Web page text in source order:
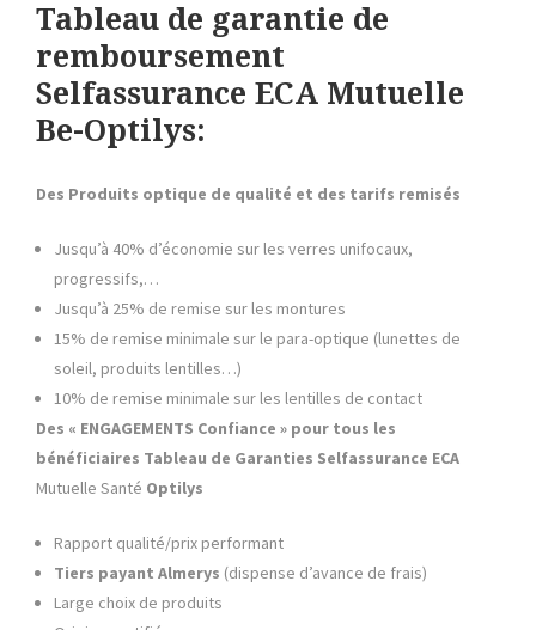
Tableau de garantie de
remboursement
Selfassurance ECA Mutuelle
Be-Optilys:
Des Produits optique de qualité et des tarifs remisés
Jusqu’à 40% d’économie sur les verres unifocaux,
progressifs,…
Jusqu’à 25% de remise sur les montures
15% de remise minimale sur le para-optique (lunettes de
soleil, produits lentilles…)
10% de remise minimale sur les lentilles de contact
Des « ENGAGEMENTS Confiance » pour tous les
bénéficiaires Tableau de Garanties Selfassurance ECA
Mutuelle Santé Optilys
Rapport qualité/prix performant
Tiers payant Almerys (dispense d’avance de frais)
Large choix de produits